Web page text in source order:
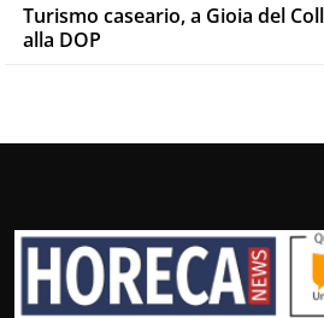
Turismo caseario, a Gioia del
alla DOP